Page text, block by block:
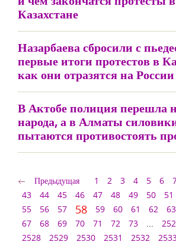
Казахстане
Назарбаева сбросили с
первые итоги протестов в
как они отразятся на России
В Актобе полиция перешла
народа, а в Алматы
пытаются противостоять
Предыдущая 1 2 3 4 5 6
43
44 45 46 47 48 49 50 51
55
56 57 58 59 60 61 62 63
67
68 69 70 71 72 73 ...
2528
2529 2530 2531 2532